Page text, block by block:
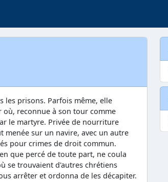
les prisons. Parfois même, elle
où, reconnue à son tour comme
le martyre. Privée de nourriture
sur un navire, avec un autre
pour crimes de droit commun.
que percé de toute part, ne coula
se trouvaient d'autres chrétiens
arrêter et ordonna de les décapiter.